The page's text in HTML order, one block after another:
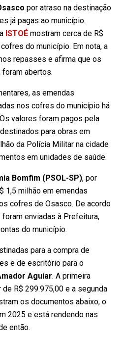
por atraso na destinação
já pagas ao município.
ISTOÉ mostram cerca de R$
do município. Em nota, a
repasses e afirma que os
abertos.
as emendas
nos cofres do município há
valores foram pagos pela
para obras em
da Polícia Militar na cidade
em unidades de saúde.
Bomfim (PSOL-SP), por
1,5 milhão em emendas
cofres de Osasco. De acordo
enviadas à Prefeitura,
do município.
para a compra de
e de escritório para o
Aguiar. A primeira
R$ 299.975,00 e a segunda
os documentos abaixo, o
2025 e está rendendo nas
então.